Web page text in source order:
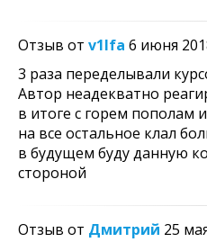
Отзыв от v1lfa 6 июня
3 раза переделывали
Автор неадекватно
в итоге с горем пополам
на все остальное клал
в будущем буду данную
стороной
Отзыв от Дмитрий 25